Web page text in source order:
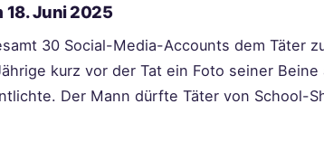
18. Juni 2025
30 Social-Media-Accounts dem Täter
kurz vor der Tat ein Foto seiner
Der Mann dürfte Täter von School-